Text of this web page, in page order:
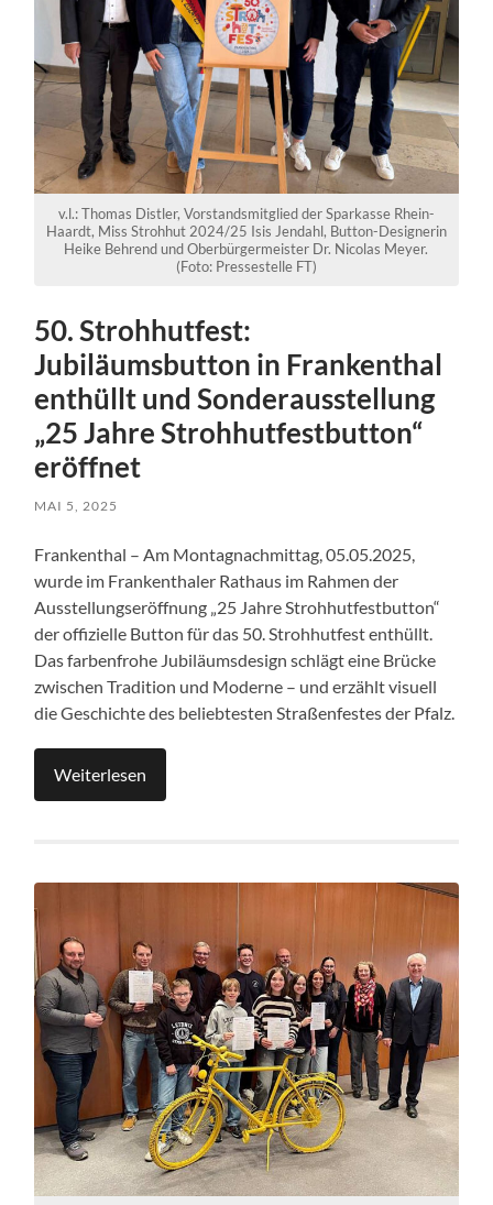
v.l.: Thomas Distler, Vorstandsmitglied der Sparkasse Rhein-
Haardt, Miss Strohhut 2024/25 Isis Jendahl, Button-Designerin
Heike Behrend und Oberbürgermeister Dr. Nicolas Meyer.
(Foto: Pressestelle FT)
50. Strohhutfest:
Jubiläumsbutton in Frankenthal
enthüllt und Sonderausstellung
„25 Jahre Strohhutfestbutton“
eröffnet
MAI 5, 2025
Frankenthal – Am Montagnachmittag, 05.05.2025,
wurde im Frankenthaler Rathaus im Rahmen der
Ausstellungseröffnung „25 Jahre Strohhutfestbutton“
der offizielle Button für das 50. Strohhutfest enthüllt.
Das farbenfrohe Jubiläumsdesign schlägt eine Brücke
zwischen Tradition und Moderne – und erzählt visuell
die Geschichte des beliebtesten Straßenfestes der Pfalz.
Weiterlesen